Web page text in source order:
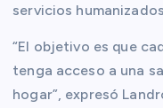
servicios
“El objetivo es que
tenga acceso a una
hogar”, expresó